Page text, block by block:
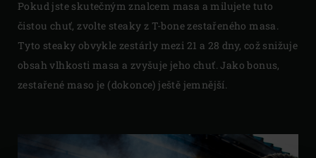
Pokud jste skutečným znalcem masa a milujete tuto
čistou chuť, zvolte steaky z T-bone zestařeného masa.
Tyto steaky obvykle zestárly mezi 21 a 28 dny, což snižuje
obsah vlhkosti masa a zvyšuje jeho chuť. Jako bonus,
zestařené maso je (dokonce) ještě jemnější.